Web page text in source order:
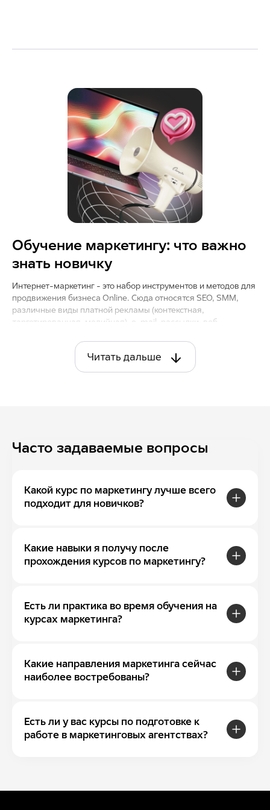
Обучение маркетингу: что важно
знать новичку
Интернет-маркетинг - это набор инструментов и методов для
продвижения бизнеса Online. Сюда относятся SEO, SMM,
различные виды платной рекламы (контекстная,
таргетированная, медийная), e-mail-рассылки, веб-
Какие маркетинговые курсы предлагает
бренд-менеджер;
редактор;
Чем перспективно обучение
выделить следующие:
можно осваивать новую специальность из любой точки
множество модулей для любого возраста и уровня
знаний: для школьников, начинающих и продвинутых IT-
быстрый старт в любой профессии, связанной с
цифровыми технологиями;
Читать дальше
Часто задаваемые вопросы
Какой курс по маркетингу лучше всего
подходит для новичков?
Какие навыки я получу после
прохождения курсов по маркетингу?
Есть ли практика во время обучения на
курсах маркетинга?
Какие направления маркетинга сейчас
наиболее востребованы?
Есть ли у вас курсы по подготовке к
работе в маркетинговых агентствах?